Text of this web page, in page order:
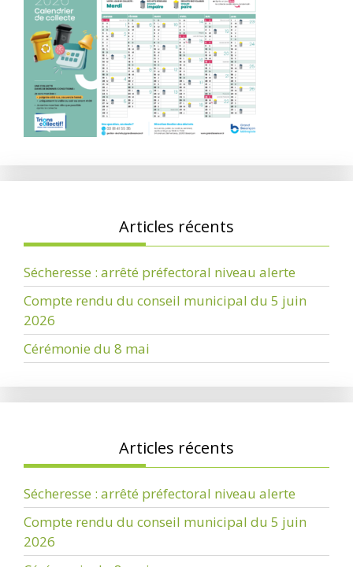
Articles récents
Sécheresse : arrêté préfectoral niveau alerte
Compte rendu du conseil municipal du 5 juin
2026
Cérémonie du 8 mai
Articles récents
Sécheresse : arrêté préfectoral niveau alerte
Compte rendu du conseil municipal du 5 juin
2026